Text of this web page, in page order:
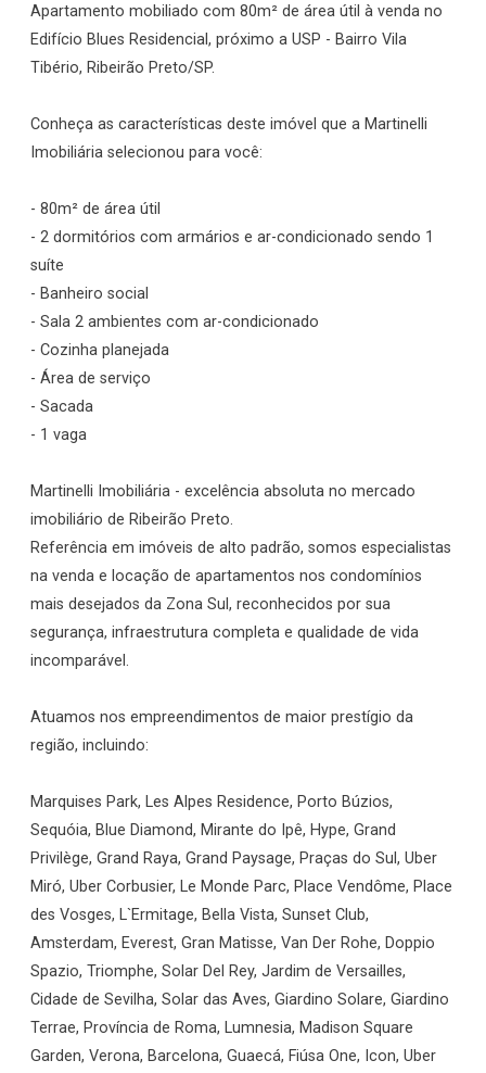
Apartamento mobiliado com 80m² de área útil à venda no
Edifício Blues Residencial, próximo a USP - Bairro Vila
Tibério, Ribeirão Preto/SP.
Conheça as características deste imóvel que a Martinelli
Imobiliária selecionou para você:
- 80m² de área útil
- 2 dormitórios com armários e ar-condicionado sendo 1
suíte
- Banheiro social
- Sala 2 ambientes com ar-condicionado
- Cozinha planejada
- Área de serviço
- Sacada
- 1 vaga
Martinelli Imobiliária - excelência absoluta no mercado
imobiliário de Ribeirão Preto.
Referência em imóveis de alto padrão, somos especialistas
na venda e locação de apartamentos nos condomínios
mais desejados da Zona Sul, reconhecidos por sua
segurança, infraestrutura completa e qualidade de vida
incomparável.
Atuamos nos empreendimentos de maior prestígio da
região, incluindo:
Marquises Park, Les Alpes Residence, Porto Búzios,
Sequóia, Blue Diamond, Mirante do Ipê, Hype, Grand
Privilège, Grand Raya, Grand Paysage, Praças do Sul, Uber
Miró, Uber Corbusier, Le Monde Parc, Place Vendôme, Place
des Vosges, L`Ermitage, Bella Vista, Sunset Club,
Amsterdam, Everest, Gran Matisse, Van Der Rohe, Doppio
Spazio, Triomphe, Solar Del Rey, Jardim de Versailles,
Cidade de Sevilha, Solar das Aves, Giardino Solare, Giardino
Terrae, Província de Roma, Lumnesia, Madison Square
Garden, Verona, Barcelona, Guaecá, Fiúsa One, Icon, Uber